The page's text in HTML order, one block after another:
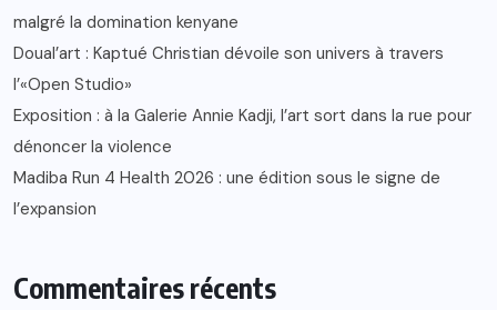
malgré la domination kenyane
Doual’art : Kaptué Christian dévoile son univers à travers
l’«Open Studio»
Exposition : à la Galerie Annie Kadji, l’art sort dans la rue pour
dénoncer la violence
Madiba Run 4 Health 2026 : une édition sous le signe de
l’expansion
Commentaires récents